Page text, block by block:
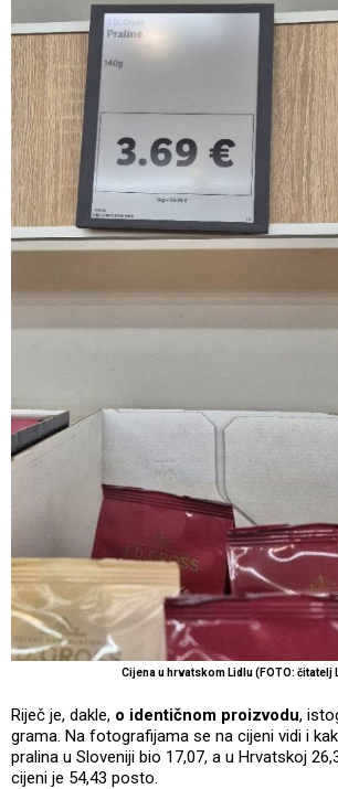
Cijena u hrvatskom Lidlu (FOTO: čitatelj
Riječ je, dakle, o identičnom proizvodu,
grama. Na fotografijama se na cijeni vidi i
pralina u Sloveniji bio 17,07, a u Hrvatskoj
cijeni je 54,43 posto.